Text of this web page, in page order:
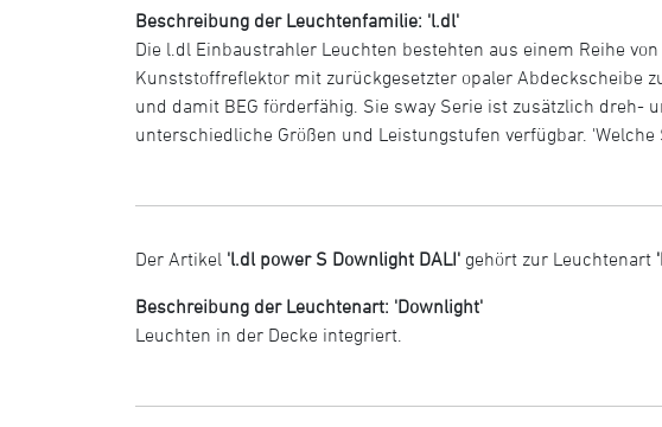
Beschreibung der Leuchtenfamilie: 'l.dl'
Die l.dl Einbaustrahler Leuchten bestehten aus einem Reihe
Kunststoffreflektor mit zurückgesetzter opaler Abdeckscheibe
und damit BEG förderfähig. Sie sway Serie ist zusätzlich dreh-
unterschiedliche Größen und Leistungstufen verfügbar. 'Welche
Der Artikel 'l.dl power S Downlight DALI' gehört zur Leuchtenart
Beschreibung der Leuchtenart: 'Downlight'
Leuchten in der Decke integriert.